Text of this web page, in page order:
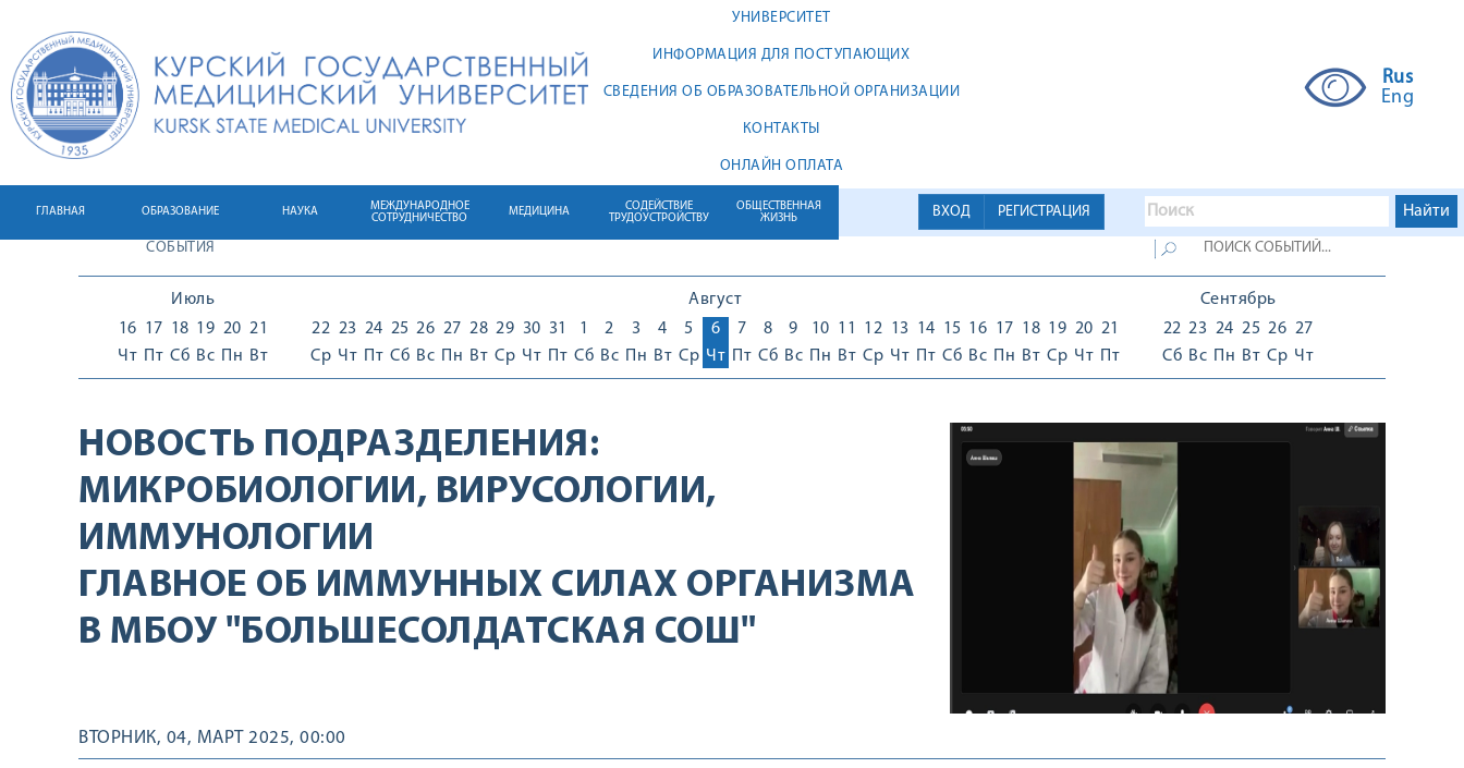
УНИВЕРСИТЕТ
ИНФОРМАЦИЯ ДЛЯ ПОСТУПАЮЩИХ
СВЕДЕНИЯ ОБ ОБРАЗОВАТЕЛЬНОЙ ОРГАНИЗАЦИИ
КОНТАКТЫ
ОНЛАЙН ОПЛАТА
Rus
Eng
ВХОД РЕГИСТРАЦИЯ
ГЛАВНАЯ ОБРАЗОВАНИЕ НАУКА
МЕЖДУНАРОДНОЕ
СОТРУДНИЧЕСТВО
МЕДИЦИНА
СОДЕЙСТВИЕ
ТРУДОУСТРОЙСТВУ
ОБЩЕСТВЕННАЯ
ЖИЗНЬ
СОБЫТИЯ
Июль
16
Чт
17
Пт
18
Сб
19
Вс
20
Пн
21
Вт
Август
22
Ср
23
Чт
24
Пт
25
Сб
26
Вс
27
Пн
28
Вт
29
Ср
30
Чт
31
Пт
1
Сб
2
Вс
3
Пн
4
Вт
5
Ср
6
Чт
7
Пт
8
Сб
9
Вс
10
Пн
11
Вт
12
Ср
13
Чт
14
Пт
15
Сб
16
Вс
17
Пн
18
Вт
19
Ср
20
Чт
21
Пт
Сентябрь
22
Сб
23
Вс
24
Пн
25
Вт
26
Ср
27
Чт
НОВОСТЬ ПОДРАЗДЕЛЕНИЯ:
МИКРОБИОЛОГИИ, ВИРУСОЛОГИИ,
ИММУНОЛОГИИ
ГЛАВНОЕ ОБ ИММУННЫХ СИЛАХ ОРГАНИЗМА
В МБОУ "БОЛЬШЕСОЛДАТСКАЯ СОШ"
ВТОРНИК, 04, МАРТ 2025, 00:00